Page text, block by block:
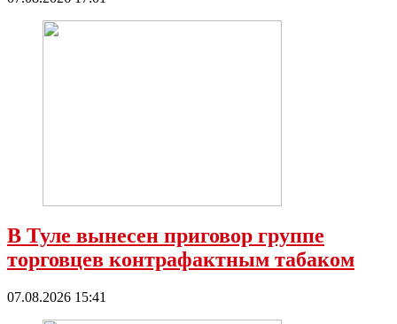
В Туле вынесен приговор группе
торговцев контрафактным табаком
07.08.2026 15:41